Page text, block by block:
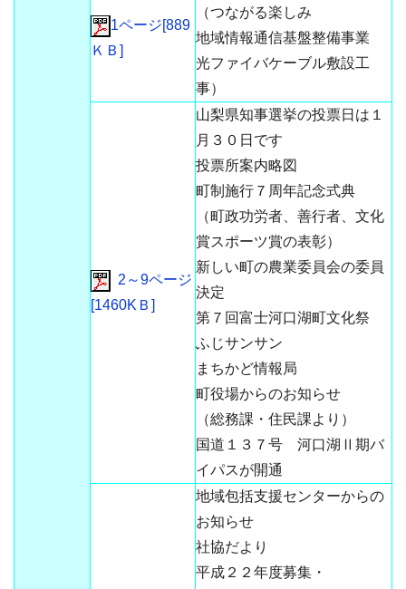
1ページ[889
ＫＢ]
（つながる楽しみ
地域情報通信基盤整備事業
光ファイバケーブル敷設工
事）
2～9ページ
[1460KＢ]
山梨県知事選挙の投票日は１
月３０日です
投票所案内略図
町制施行７周年記念式典
（町政功労者、善行者、文化
賞スポーツ賞の表彰）
新しい町の農業委員会の委員
決定
第７回富士河口湖町文化祭
ふじサンサン
まちかど情報局
町役場からのお知らせ
（総務課・住民課より）
国道１３７号 河口湖Ⅱ期バ
イパスが開通
地域包括支援センターからの
お知らせ
社協だより
平成２２年度募集・